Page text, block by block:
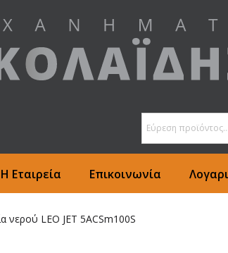
Η Εταιρεία Επικοινωνία
νερού LEO JET 5ACSm100S